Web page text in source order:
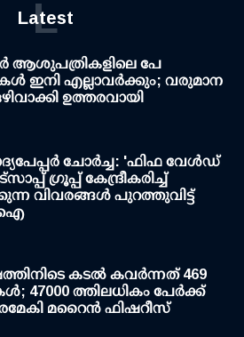
Latest
L
ആശുപത്രികളിലെ പേ
ഇനി എല്ലാവര്‍ക്കും; വരുമാന
ഉത്തരവായി
ചോര്‍ച്ച: 'ഫിഫ വേള്‍ഡ്
ഗ്രൂപ്പ് കേന്ദ്രീകരിച്ച്
വിവരങ്ങള്‍ പുറത്തുവിട്ട്
കടല്‍ കവര്‍ന്നത് 469
47000 ത്തിലധികം പേര്‍ക്ക്
മറൈന്‍ ഫിഷറീസ്